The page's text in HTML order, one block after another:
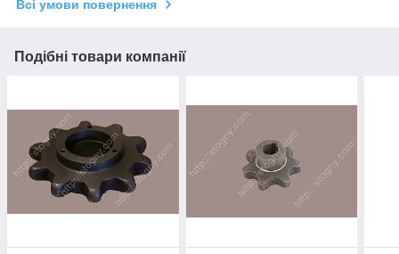
Всі умови повернення
Подібні товари компанії